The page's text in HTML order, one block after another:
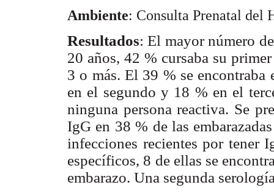
Ambiente: Consulta Prenatal del
Resultados: El mayor número
20 años, 42 % cursaba su
3 o más. El 39 % se
en el segundo y 18 % en el
ninguna persona reactiva. Se
IgG en 38 % de las
infecciones recientes por
específicos, 8 de ellas se
embarazo. Una segunda